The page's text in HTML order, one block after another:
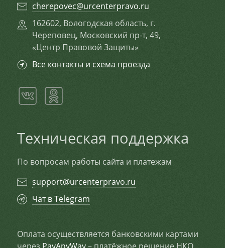
cherepovec@urcenterpravo.ru
162602, Вологодская область, г.
Череповец, Московский пр-т, 49,
«Центр Правовой Защиты»
Все контакты и схема проезда
Техническая поддержка
По вопросам работы сайта и платежам
support@urcenterpravo.ru
Чат в Telegram
Оплата осуществляется банковскими картами